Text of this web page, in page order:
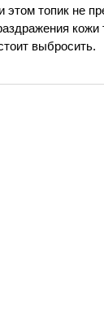
топик не
кожи
выбросить.